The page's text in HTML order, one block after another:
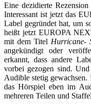
Eine dezidierte
Interessant ist jetzt das
Label gegründet hat, um
heißt jetzt EUROPA
mit dem Titel Hurricane-
angekündigt oder
erkannt, dass andere
vorbei gezogen sind.
Audible stetig
das Hörspiel eben im
mehreren Teilen und